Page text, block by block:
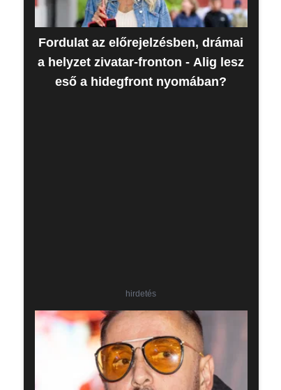
Fordulat az előrejelzésben, drámai
a helyzet zivatar-fronton - Alig lesz
eső a hidegfront nyomában?
hirdetés